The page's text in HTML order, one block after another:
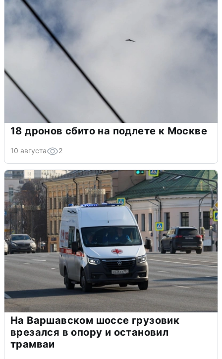
18 дронов сбито на подлете к Москве
10 августа 2
На Варшавском шоссе грузовик
врезался в опору и остановил
трамваи